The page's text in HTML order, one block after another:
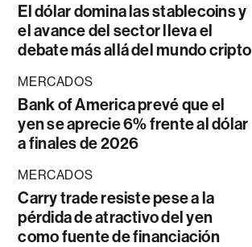
El dólar domina las stablecoins y
el avance del sector lleva el
debate más allá del mundo cripto
MERCADOS
Bank of America prevé que el
yen se aprecie 6% frente al dólar
a finales de 2026
MERCADOS
Carry trade resiste pese a la
pérdida de atractivo del yen
como fuente de financiación